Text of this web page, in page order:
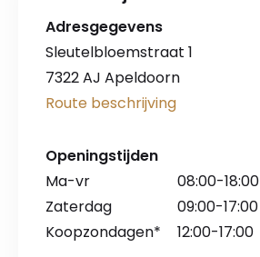
Adresgegevens
Sleutelbloemstraat 1
7322 AJ Apeldoorn
Route beschrijving
Openingstijden
Ma-vr
08:00-18:00
Zaterdag
09:00-17:00
Koopzondagen*
12:00-17:00